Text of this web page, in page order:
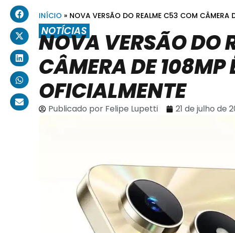
INÍCIO » NOVA VERSÃO DO REALME C53 COM CÂMERA
NOTÍCIAS
NOVA VERSÃO DO
CÂMERA DE 108MP
OFICIALMENTE
Publicado porFelipe Lupetti 21 de julho de